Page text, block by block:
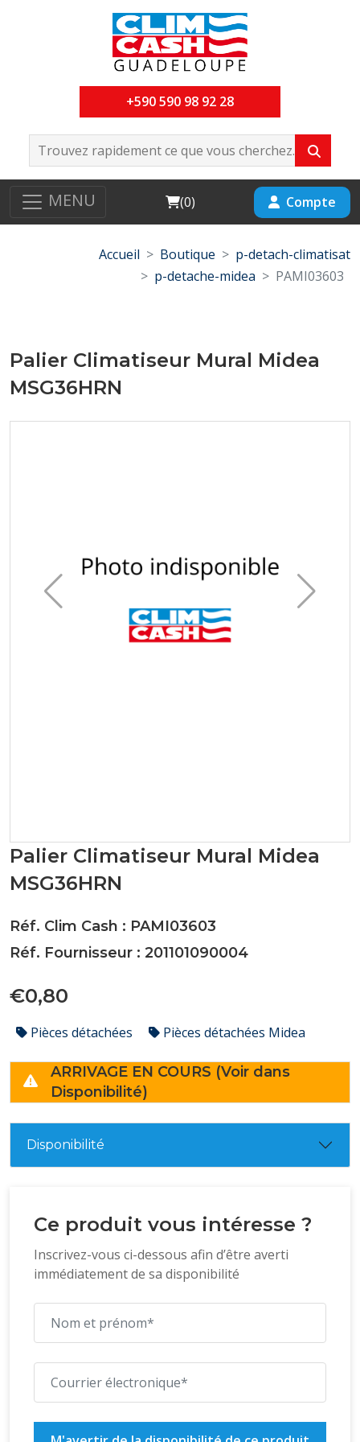
+590 590 98 92 28
MENU Cart
(0) Compte
Accueil Boutique
p-detach-climatisat
p-detache-midea
PAMI03603
Palier Climatiseur Mural Midea
MSG36HRN
Palier Climatiseur Mural Midea
MSG36HRN
Réf. Clim Cash : PAMI03603
Réf. Fournisseur : 201101090004
€0,80
Pièces détachées Pièces détachées Midea
ARRIVAGE EN COURS (Voir dans
Disponibilité)
Disponibilité
Ce produit vous intéresse ?
Inscrivez-vous ci-dessous afin d’être averti
immédiatement de sa disponibilité